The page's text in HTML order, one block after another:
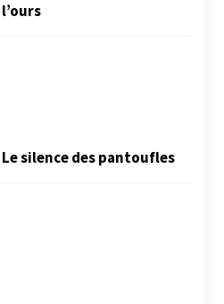
l’ours
Le silence des pantoufles